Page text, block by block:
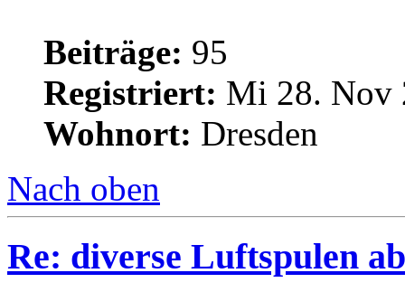
Beiträge: 95
Registriert: Mi 28. Nov
Wohnort: Dresden
Nach oben
Re: diverse Luftspulen